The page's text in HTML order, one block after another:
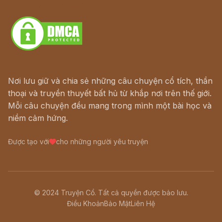
Nơi lưu giữ và chia sẻ những câu chuyện cổ tích, thần
thoại và truyền thuyết bất hủ từ khắp nơi trên thế giới.
Mỗi câu chuyện đều mang trong mình một bài học và
niềm cảm hứng.
Được tạo với cho những người yêu truyện
© 2024 Truyện Cổ. Tất cả quyền được bảo lưu.
Điều KhoảnBảo MậtLiên Hệ